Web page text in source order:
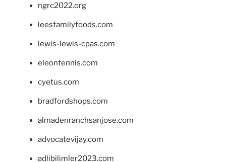
ngrc2022.org
leesfamilyfoods.com
lewis-lewis-cpas.com
eleontennis.com
cyetus.com
bradfordshops.com
almadenranchsanjose.com
advocatevijay.com
adlibilimler2023.com